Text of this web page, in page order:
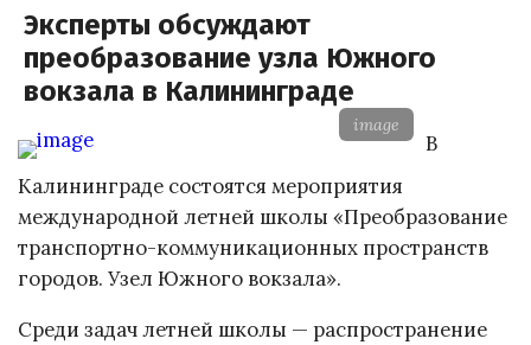
Эксперты обсуждают
преобразование узла Южного
вокзала в Калининграде
image
В
Калининграде состоятся мероприятия
международной летней школы «Преобразование
транспортно-коммуникационных пространств
городов. Узел Южного вокзала».
Среди задач летней школы — распространение